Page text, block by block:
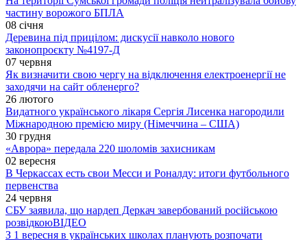
частину ворожого БПЛА
08 січня
Деревина під прицілом: дискусії навколо нового
законопроєкту №4197-Д
07 червня
Як визначити свою чергу на відключення електроенергії не
заходячи на сайт обленерго?
26 лютого
Видатного українського лікаря Сергія Лисенка нагородили
Міжнародною премією миру (Німеччина – США)
30 грудня
«Аврора» передала 220 шоломів захисникам
02 вересня
В Черкассах есть свои Месси и Роналду: итоги футбольного
первенства
24 червня
СБУ заявила, що нардеп Деркач завербований російською
розвідкоюВІДЕО
З 1 вересня в українських школах планують розпочати